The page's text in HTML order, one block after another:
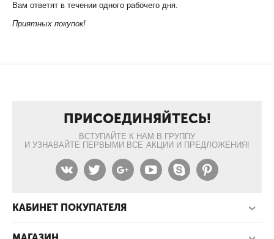
Вам ответят в течении одного рабочего дня.
Приятных покупок!
ПРИСОЕДИНЯЙТЕСЬ!
ВСТУПАЙТЕ К НАМ В ГРУППУ
И УЗНАВАЙТЕ ПЕРВЫМИ ВСЕ АКЦИИ И ПРЕДЛОЖЕНИЯ!
КАБИНЕТ ПОКУПАТЕЛЯ